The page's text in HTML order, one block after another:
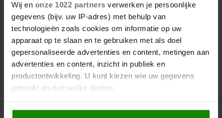
Wij en onze 1022 partners verwerken je persoonlijke
gegevens (bijv. uw IP-adres) met behulp van
technologieën zoals cookies om informatie op uw
apparaat op te slaan en te gebruiken met als doel
gepersonaliseerde advertenties en content, metingen aan
advertenties en content, inzicht in publiek en
productontwikkeling. U kunt kiezen wie uw gegevens
gebruikt en met welke doelen.
Als u het toestaat, willen we ook graag: